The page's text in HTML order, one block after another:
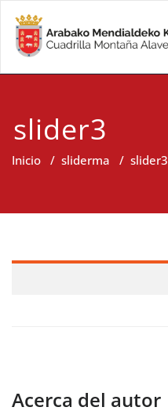
slider3
Inicio / sliderma / slider3
Acerca del autor